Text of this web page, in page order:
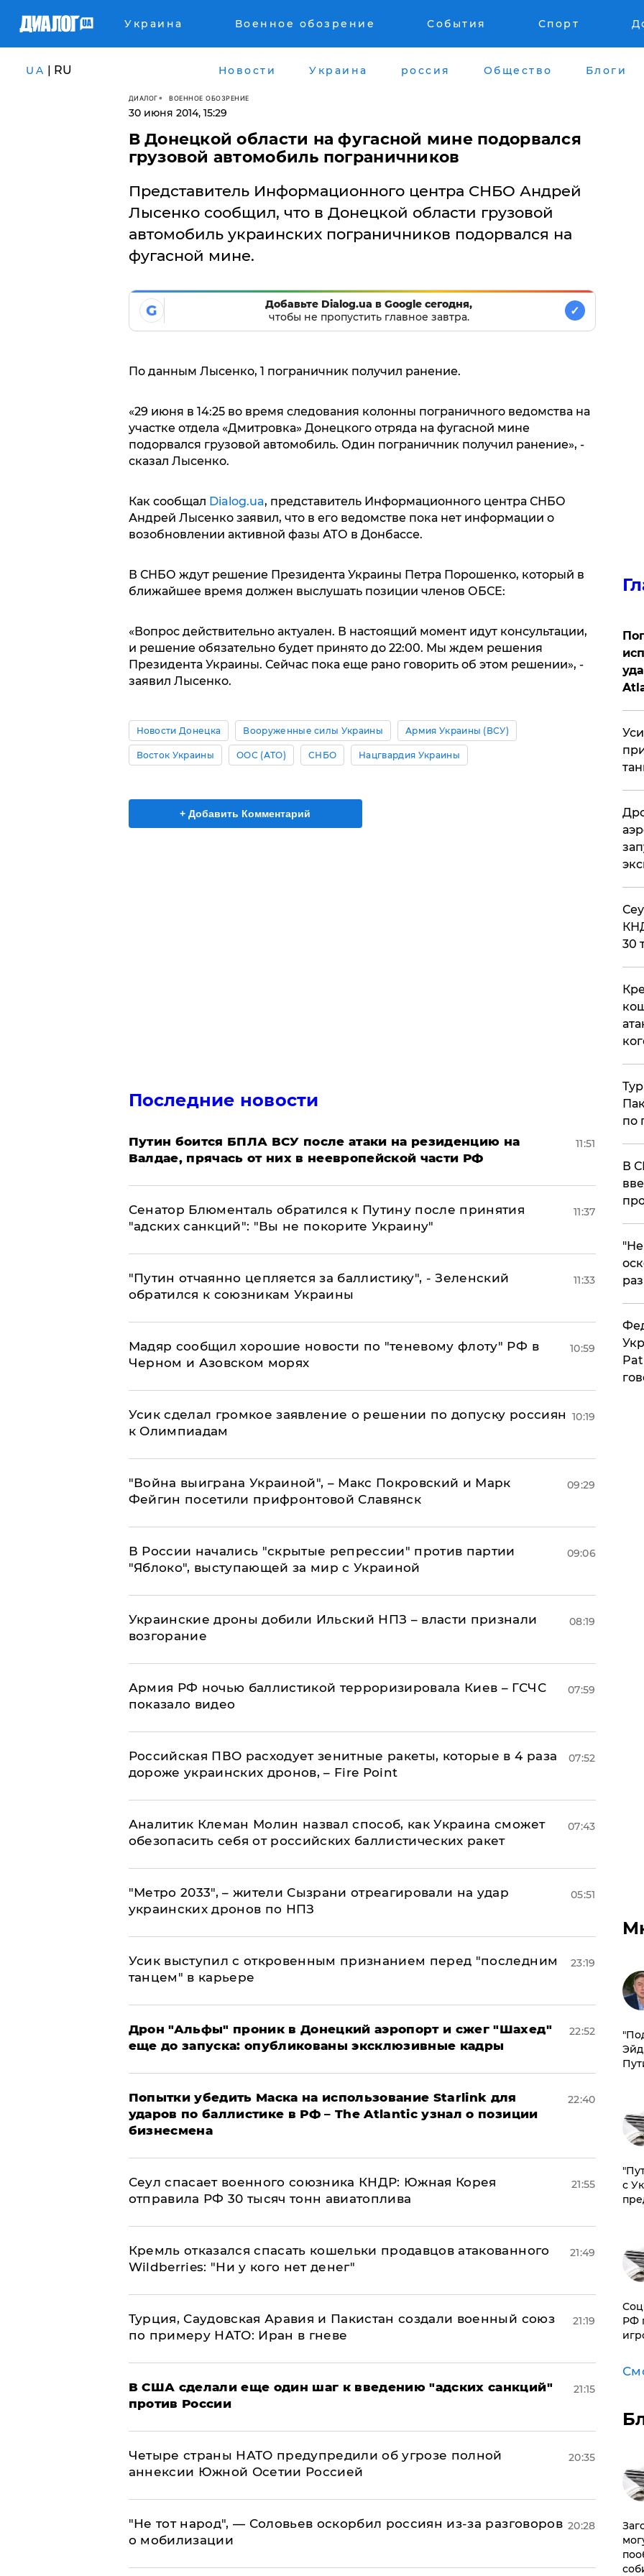
Украина Военное обозрение События Спорт
UA | RU Новости Украина россия Общество Блоги
ДИАЛОГ ВОЕННОЕ ОБОЗРЕНИЕ
30 июня 2014, 15:29
В Донецкой области на фугасной мине подорвался
грузовой автомобиль пограничников
Представитель Информационного центра СНБО Андрей
Лысенко сообщил, что в Донецкой области грузовой
автомобиль украинских пограничников подорвался на
фугасной мине.
G
Добавьте Dialog.ua в Google сегодня,
чтобы не пропустить главное завтра.
✓
По данным Лысенко, 1 пограничник получил ранение.
«29 июня в 14:25 во время следования колонны пограничного ведомства на
участке отдела «Дмитровка» Донецкого отряда на фугасной мине
подорвался грузовой автомобиль. Один пограничник получил ранение», -
сказал Лысенко.
Как сообщал Dialog.ua, представитель Информационного центра СНБО
Андрей Лысенко заявил, что в его ведомстве пока нет информации о
возобновлении активной фазы АТО в Донбассе.
В СНБО ждут решение Президента Украины Петра Порошенко, который в
ближайшее время должен выслушать позиции членов ОБСЕ:
«Вопрос действительно актуален. В настоящий момент идут консультации,
и решение обязательно будет принято до 22:00. Мы ждем решения
Президента Украины. Сейчас пока еще рано говорить об этом решении», -
заявил Лысенко.
Новости Донецка Вооруженные силы Украины Армия Украины (ВСУ)
Восток Украины ООС (АТО) СНБО Нацгвардия Украины
+ Добавить Комментарий
Последние новости
Путин боится БПЛА ВСУ после атаки на резиденцию на
Валдае, прячась от них в неевропейской части РФ
11:51
Сенатор Блюменталь обратился к Путину после принятия
"адских санкций": "Вы не покорите Украину"
11:37
"Путин отчаянно цепляется за баллистику", - Зеленский
обратился к союзникам Украины
11:33
Мадяр сообщил хорошие новости по "теневому флоту" РФ в
Черном и Азовском морях
10:59
Усик сделал громкое заявление о решении по допуску россиян
к Олимпиадам
10:19
"Война выиграна Украиной", – Макс Покровский и Марк
Фейгин посетили прифронтовой Славянск
09:29
В России начались "скрытые репрессии" против партии
"Яблоко", выступающей за мир с Украиной
09:06
Украинские дроны добили Ильский НПЗ – власти признали
возгорание
08:19
Армия РФ ночью баллистикой терроризировала Киев – ГСЧС
показало видео
07:59
Российская ПВО расходует зенитные ракеты, которые в 4 раза
дороже украинских дронов, – Fire Point
07:52
Аналитик Клеман Молин назвал способ, как Украина сможет
обезопасить себя от российских баллистических ракет
07:43
"Метро 2033", – жители Сызрани отреагировали на удар
украинских дронов по НПЗ
05:51
Усик выступил с откровенным признанием перед "последним
танцем" в карьере
23:19
Дрон "Альфы" проник в Донецкий аэропорт и сжег "Шахед"
еще до запуска: опубликованы эксклюзивные кадры
22:52
Попытки убедить Маска на использование Starlink для
ударов по баллистике в РФ – The Atlantic узнал о позиции
бизнесмена
22:40
​Сеул спасает военного союзника КНДР: Южная Корея
отправила РФ 30 тысяч тонн авиатоплива
21:55
Кремль отказался спасать кошельки продавцов атакованного
Wildberries: "Ни у кого нет денег"
21:49
Турция, Саудовская Аравия и Пакистан создали военный союз
по примеру НАТО: Иран в гневе
21:19
В США сделали еще один шаг к введению "адских санкций"
против России
21:15
Четыре страны НАТО предупредили об угрозе полной
аннексии Южной Осетии Россией
20:35
​"Не тот народ", — Соловьев оскорбил россиян из-за разговоров
о мобилизации
20:28
30
по
В
с
РФ